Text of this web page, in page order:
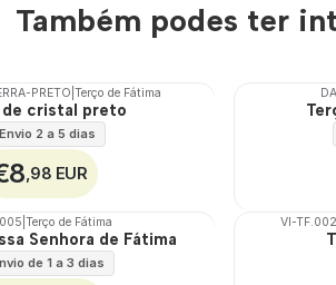
Também podes ter
PRETO Terço de Fátima
de cristal preto
Envio 2 a 5 dias
,98 EUR
Terço de Fátima
Senhora de Fátima
de 1 a 3 dias
VI-